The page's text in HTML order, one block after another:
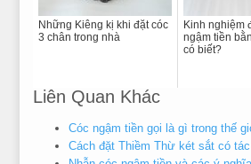
Những Kiêng kị khi đặt cóc
3 chân trong nhà
Kinh nghiệm
ngậm tiền
có biết?
Liên Quan Khác
Cóc ngậm tiền gọi là gì trong thế
Cách đặt Thiềm Thừ két sắt có